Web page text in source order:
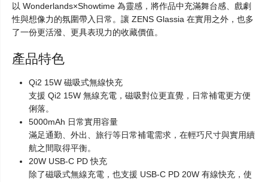
以 Wonderlands×Showtime 為靈感，將作品中充滿舞台感、戲劇
性與想像力的氛圍帶入日常。讓 ZENS Glassia 在實用之外，也多
了一份更活潑、更具表現力的收藏價值。
產品特色
Qi2 15W 磁吸式無線快充
支援 Qi2 15W 無線充電，磁吸對位更直覺，日常補電更方便
俐落。
5000mAh 日常實用容量
滿足通勤、外出、旅行等日常補電需求，在輕巧尺寸與實用續
航之間取得平衡。
20W USB-C PD 快充
除了磁吸式無線充電，也支援 USB-C PD 20W 有線快充，使